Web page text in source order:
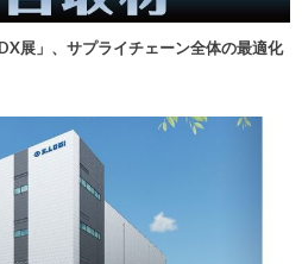
展」、サプライチェーン全体の最適化